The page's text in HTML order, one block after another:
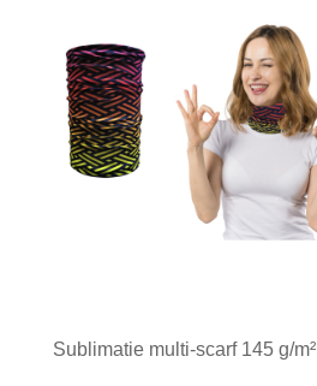
Sublimatie multi-scarf 145 g/m²